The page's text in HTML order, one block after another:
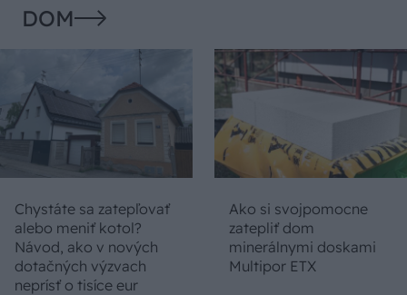
DOM
Chystáte sa zatepľovať
alebo meniť kotol?
Návod, ako v nových
dotačných výzvach
neprísť o tisíce eur
Ako si svojpomocne
zatepliť dom
minerálnymi doskami
Multipor ETX